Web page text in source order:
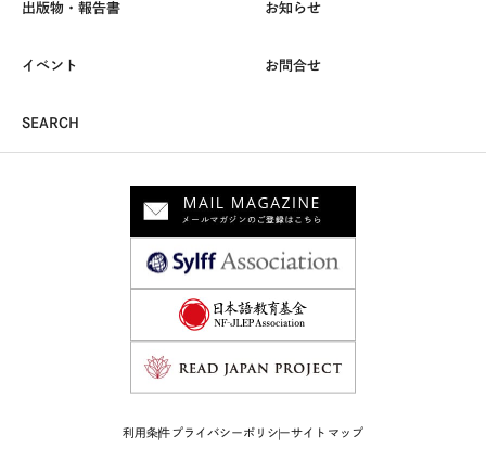
出版物・報告書 お知らせ
イベント お問合せ
SEARCH
利用条件プライバシーポリシーサイトマップ